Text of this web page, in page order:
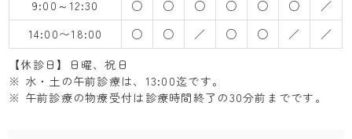
9:00～12:30
○ ○ ○ ○ ○ ○
／
14:00〜18:00
○ ○ ／ ○ ○ ／
／
【休診日】日曜、祝日
※ 水・土の午前診療は、13:00迄です。
※ 午前診療の物療受付は診療時間終了の30分前までです。